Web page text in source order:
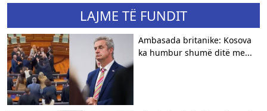
LAJME TË FUNDIT
Ambasada britanike: Kosova
ka humbur shumë ditë me...